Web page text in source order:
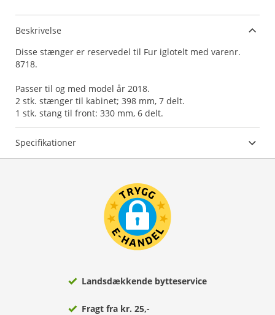
Beskrivelse
Disse stænger er reservedel til Fur iglotelt med varenr.
8718.
Passer til og med model år 2018.
2 stk. stænger til kabinet; 398 mm, 7 delt.
1 stk. stang til front: 330 mm, 6 delt.
Specifikationer
Landsdækkende bytteservice
Fragt fra kr. 25,-